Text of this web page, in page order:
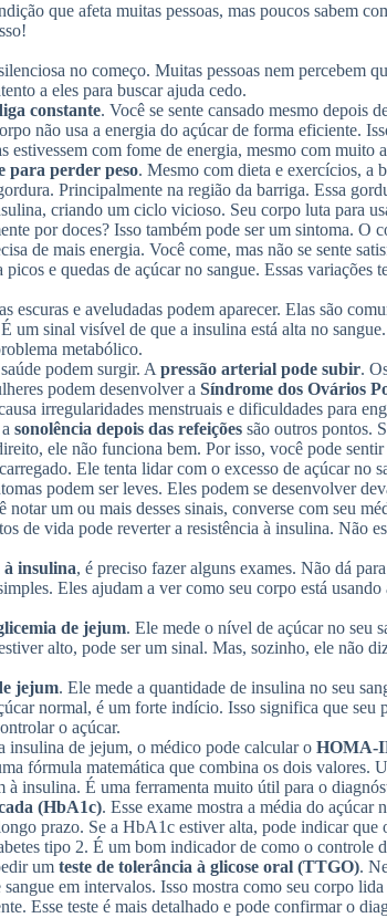
que afeta muitas pessoas, mas poucos sabem
no começo. Muitas pessoas nem percebem
a eles para buscar ajuda cedo.
constante. Você se sente cansado mesmo depois
não usa a energia do açúcar de forma eficiente.
estivessem com fome de energia, mesmo com muito
para perder peso. Mesmo com dieta e exercícios, a
Principalmente na região da barriga. Essa
criando um ciclo vicioso. Seu corpo luta para
por doces? Isso também pode ser um sintoma. O
de mais energia. Você come, mas não se sente
e quedas de açúcar no sangue. Essas variações
escuras e aveludadas podem aparecer. Elas são
um sinal visível de que a insulina está alta no
metabólico.
podem surgir. Apressão arterial pode subir.
podem desenvolver a Síndrome dos Ovários
irregularidades menstruais e dificuldades para
sonolência depois das refeições são outros pontos.
ele não funciona bem. Por isso, você pode
Ele tenta lidar com o excesso de açúcar no
podem ser leves. Eles podem se desenvolver
notar um ou mais desses sinais, converse com seu
de vida pode reverter a resistência à insulina. Não
à insulina, é preciso fazer alguns exames. Não dá
Eles ajudam a ver como seu corpo está
de jejum. Ele mede o nível de açúcar no seu
alto, pode ser um sinal. Mas, sozinho, ele não
jejum. Ele mede a quantidade de insulina no seu
normal, é um forte indício. Isso significa que seu
o açúcar.
insulina de jejum, o médico pode calcular o HOMA-
fórmula matemática que combina os dois
à insulina. É uma ferramenta muito útil para o
(HbA1c). Esse exame mostra a média do açúcar
prazo. Se a HbA1c estiver alta, pode indicar que
tipo 2. É um bom indicador de como o controle
um teste de tolerância à glicose oral (TTGO).
em intervalos. Isso mostra como seu corpo
Esse teste é mais detalhado e pode confirmar o